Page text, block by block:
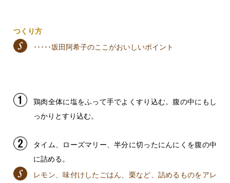
つくり方
･････坂田阿希子のここがおいしいポイント
鶏肉全体に塩をふって手でよくすり込む。腹の中にもし
っかりとすり込む。
タイム、ローズマリー、半分に切ったにんにくを腹の中
に詰める。
レモン、味付けしたごはん、栗など、詰めるものをアレ